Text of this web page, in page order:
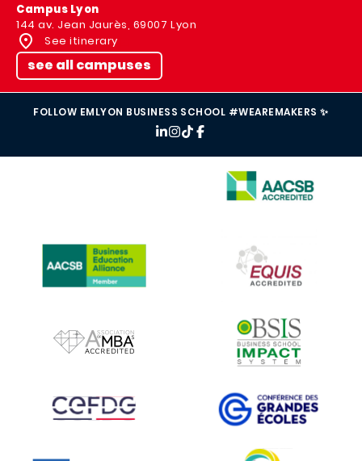
Campus Lyon
144 av. Jean Jaurès, 69007 Lyon
See itinerary
see all campuses
FOLLOW EMLYON BUSINESS SCHOOL #WEAREMAKERS ✨
IMAGE
IMAGE
IMAGE
IMAGE IMAGE